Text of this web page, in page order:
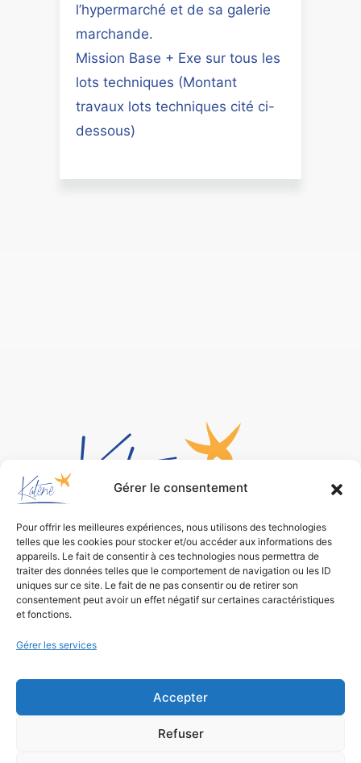
Gérer le consentement
Pour offrir les meilleures expériences, nous utilisons des technologies
telles que les cookies pour stocker et/ou accéder aux informations des
appareils. Le fait de consentir à ces technologies nous permettra de
traiter des données telles que le comportement de navigation ou les ID
uniques sur ce site. Le fait de ne pas consentir ou de retirer son
consentement peut avoir un effet négatif sur certaines caractéristiques
et fonctions.
Gérer les services
Accepter
Refuser
l’hypermarché et de sa galerie
marchande.
Mission Base + Exe sur tous les
lots techniques (Montant
travaux lots techniques cité ci-
dessous)
Bureau d’études
de conception environnementale